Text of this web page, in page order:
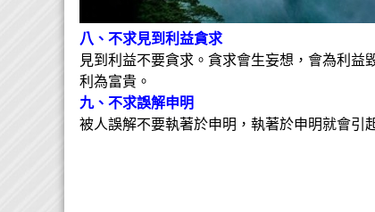
八、不求見到利益貪求
見到利益不要貪求。貪求會生妄想，會為利
利為富貴。
九、不求誤解申明
被人誤解不要執著於申明，執著於申明就會引